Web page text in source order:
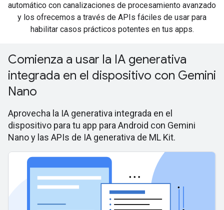
automático con canalizaciones de procesamiento avanzado
y los ofrecemos a través de APIs fáciles de usar para
habilitar casos prácticos potentes en tus apps.
Comienza a usar la IA generativa
integrada en el dispositivo con Gemini
Nano
Aprovecha la IA generativa integrada en el
dispositivo para tu app para Android con Gemini
Nano y las APIs de IA generativa de ML Kit.